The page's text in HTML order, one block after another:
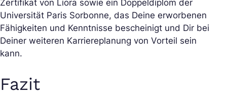
Zertifikat von Liora sowie ein Doppeldiplom der
Universität Paris Sorbonne, das Deine erworbenen
Fähigkeiten und Kenntnisse bescheinigt und Dir bei
Deiner weiteren Karriereplanung von Vorteil sein
kann.
Fazit